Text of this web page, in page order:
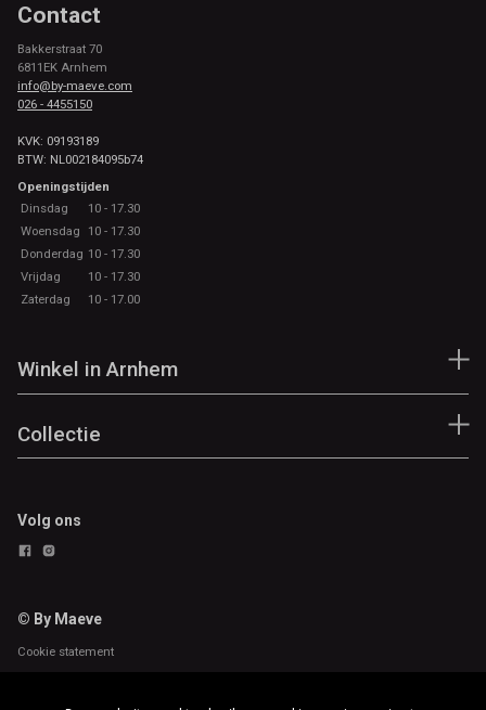
Contact
Bakkerstraat 70
6811EK Arnhem
info@by-maeve.com
026 - 4455150
KVK: 09193189
BTW: NL002184095b74
Openingstijden
Dinsdag
10 - 17.30
Woensdag
10 - 17.30
Donderdag 10 - 17.30
Vrijdag
10 - 17.30
Zaterdag
10 - 17.00
Winkel in Arnhem
Collectie
Volg ons
© By Maeve
Cookie statement